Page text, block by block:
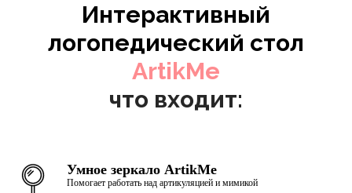
Интерактивный
логопедический стол
ArtikMe
что входит:
Умное зеркало ArtikMe
Помогает работать над артикуляцией и мимикой